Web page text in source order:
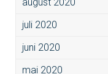
juli 2020
juni 2020
mai 2020